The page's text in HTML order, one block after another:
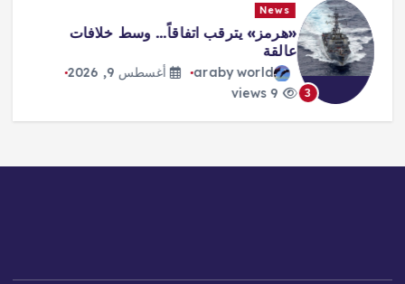
3
News
«هرمز» يترقب اتفاقاً… وسط خلافات
عالقة
araby world
أغسطس 9, 2026
9 views